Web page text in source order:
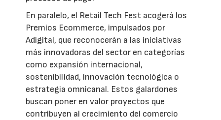
En paralelo, el Retail Tech Fest acogerá los
Premios Ecommerce, impulsados por
Adigital, que reconocerán a las iniciativas
más innovadoras del sector en categorías
como expansión internacional,
sostenibilidad, innovación tecnológica o
estrategia omnicanal. Estos galardones
buscan poner en valor proyectos que
contribuyen al crecimiento del comercio